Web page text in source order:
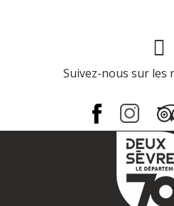
Suivez-nous sur les